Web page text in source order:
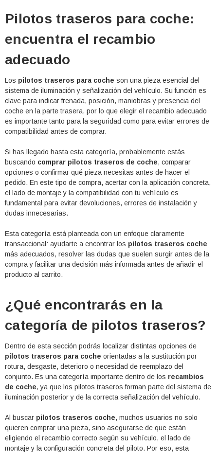
Pilotos traseros para coche:
encuentra el recambio
adecuado
Los pilotos traseros para coche son una pieza esencial del
sistema de iluminación y señalización del vehículo. Su función es
clave para indicar frenada, posición, maniobras y presencia del
coche en la parte trasera, por lo que elegir el recambio adecuado
es importante tanto para la seguridad como para evitar errores de
compatibilidad antes de comprar.
Si has llegado hasta esta categoría, probablemente estás
buscando comprar pilotos traseros de coche, comparar
opciones o confirmar qué pieza necesitas antes de hacer el
pedido. En este tipo de compra, acertar con la aplicación concreta,
el lado de montaje y la compatibilidad con tu vehículo es
fundamental para evitar devoluciones, errores de instalación y
dudas innecesarias.
Esta categoría está planteada con un enfoque claramente
transaccional: ayudarte a encontrar los pilotos traseros coche
más adecuados, resolver las dudas que suelen surgir antes de la
compra y facilitar una decisión más informada antes de añadir el
producto al carrito.
¿Qué encontrarás en la
categoría de pilotos traseros?
Dentro de esta sección podrás localizar distintas opciones de
pilotos traseros para coche orientadas a la sustitución por
rotura, desgaste, deterioro o necesidad de reemplazo del
conjunto. Es una categoría importante dentro de los recambios
de coche, ya que los pilotos traseros forman parte del sistema de
iluminación posterior y de la correcta señalización del vehículo.
Al buscar pilotos traseros coche, muchos usuarios no solo
quieren comprar una pieza, sino asegurarse de que están
eligiendo el recambio correcto según su vehículo, el lado de
montaje y la configuración concreta del piloto. Por eso, esta